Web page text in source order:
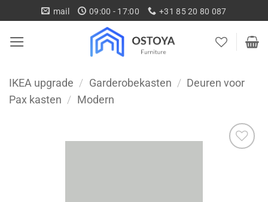
naar
inhoud
mail 09:00 - 17:00 +31 85 20 80 087
IKEA upgrade / Garderobekasten /
Deuren voor
Pax kasten / Modern